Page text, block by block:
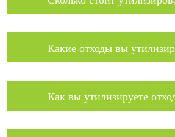
Какие отходы вы
Как вы утилизируете